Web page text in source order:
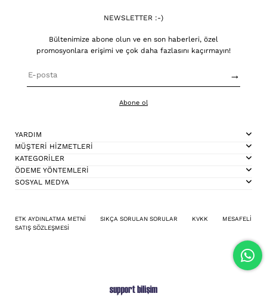
NEWSLETTER :-)
Bültenimize abone olun ve en son haberleri, özel
promosyonlara erişimi ve çok daha fazlasını kaçırmayın!
→
Abone ol
YARDIM
MÜŞTERİ HİZMETLERİ
KATEGORİLER
ÖDEME YÖNTEMLERİ
SOSYAL MEDYA
ETK AYDINLATMA METNİ SIKÇA SORULAN SORULAR KVKK
MESAFELİ
SATIŞ SÖZLEŞMESİ